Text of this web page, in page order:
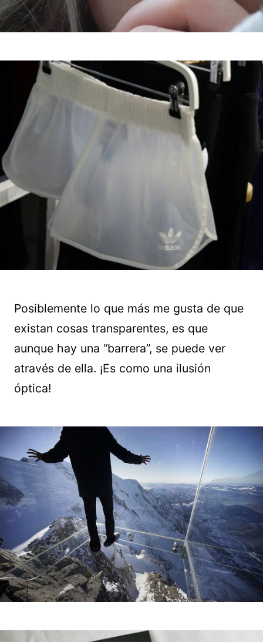
Posiblemente lo que más me gusta de que
existan cosas transparentes, es que
aunque hay una “barrera”, se puede ver
através de ella. ¡Es como una ilusión
óptica!